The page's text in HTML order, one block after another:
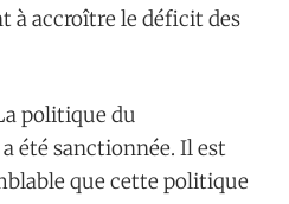
à accroître le déficit des
politique du
été sanctionnée. Il est
que cette politique